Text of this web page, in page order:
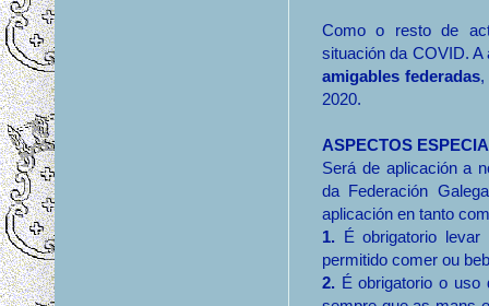
Como o resto de
situación da COVID.
amigables federadas,
2020.
ASPECTOS
Será de aplicación a
da Federación
aplicación en tanto
1. É obrigatorio
permitido comer ou
2. É obrigatorio o